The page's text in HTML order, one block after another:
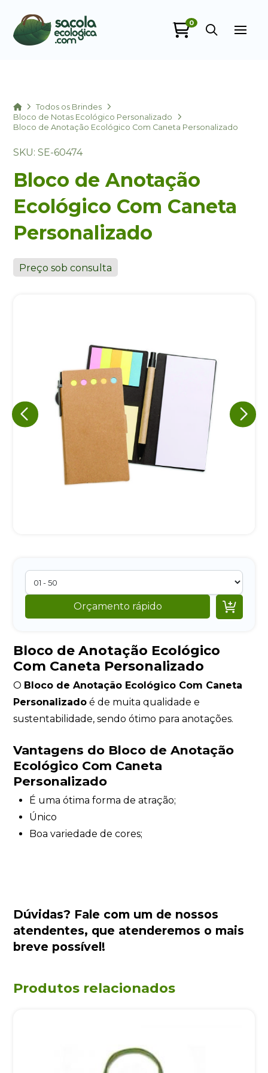
0
HomeTodos os Brindes
Bloco de Notas Ecológico Personalizado
Bloco de Anotação Ecológico Com Caneta Personalizado
SKU: SE-60474
Bloco de Anotação
Ecológico Com Caneta
Personalizado
Preço sob consulta
Orçamento rápido 
Bloco de Anotação Ecológico
Com Caneta Personalizado
O Bloco de Anotação Ecológico Com Caneta
Personalizado é de muita qualidade e
sustentabilidade, sendo ótimo para anotações.
Vantagens do Bloco de Anotação
Ecológico Com Caneta
Personalizado
É uma ótima forma de atração;
Único
Boa variedade de cores;
Dúvidas? Fale com um de nossos
atendentes, que atenderemos o mais
breve possível!
Produtos relacionados
+55
de marketing. Você pode alterar suas preferências a
qualquer momento.
Iniciar conversa